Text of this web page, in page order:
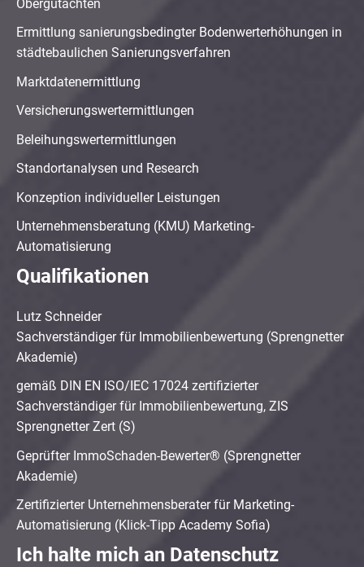
Obergutachten
Ermittlung sanierungsbedingter Bodenwerterhöhungen in
städtebaulichen Sanierungsverfahren
Marktdatenermittlung
Versicherungswertermittlungen
Beleihungswertermittlungen
Standortanalysen und Research
Konzeption individueller Leistungen
Unternehmensberatung (KMU) Marketing-
Automatisierung
Qualifikationen
Lutz Schneider
Sachverständiger für Immobilienbewertung (Sprengnetter
Akademie)
gemäß DIN EN ISO/IEC 17024 zertifizierter
Sachverständiger für Immobilienbewertung, ZIS
Sprengnetter Zert (S)
Geprüfter ImmoSchaden-Bewerter® (Sprengnetter
Akademie)
Zertifizierter Unternehmensberater für Marketing-
Automatisierung (Klick-Tipp Academy Sofia)
Ich halte mich an Datenschutz